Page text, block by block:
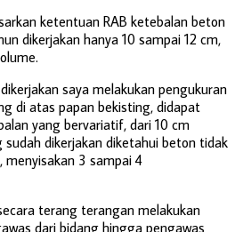
ketentuan RAB ketebalan beton
dikerjakan hanya 10 sampai 12 cm,
saya melakukan pengukuran
di atas papan bekisting, didapat
yang bervariatif, dari 10 cm
sudah dikerjakan diketahui beton tidak
3 sampai 4
terang terangan melakukan
dari bidang hingga pengawas